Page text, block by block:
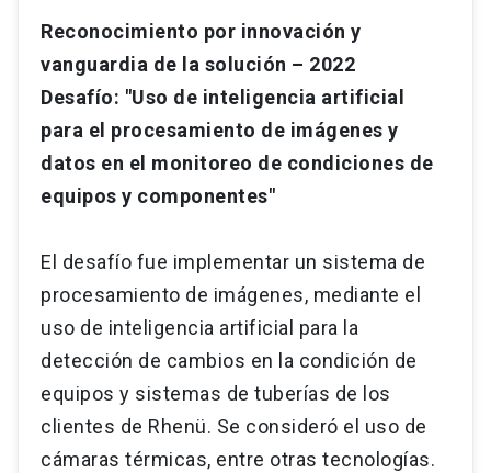
Reconocimiento por innovación y
vanguardia de la solución – 2022
Desafío: "Uso de inteligencia artificial
para el procesamiento de imágenes y
datos en el monitoreo de condiciones de
equipos y componentes"
El desafío fue implementar un sistema de
procesamiento de imágenes, mediante el
uso de inteligencia artificial para la
detección de cambios en la condición de
equipos y sistemas de tuberías de los
clientes de Rhenü. Se consideró el uso de
cámaras térmicas, entre otras tecnologías.